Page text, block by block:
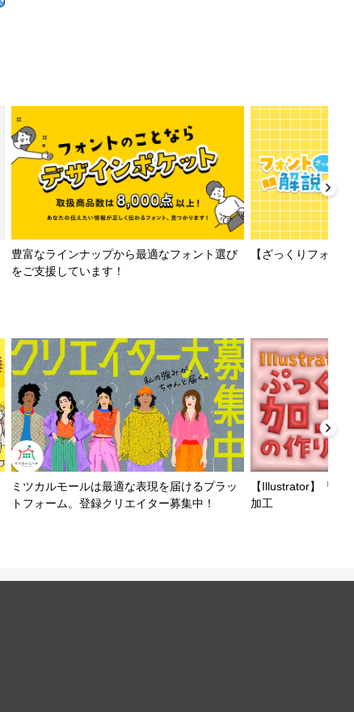
豊富なラインナップから最適なフォント選び
をご支援しています！
【ざっくりフォン
ミツカルモールは最適な表現を届けるプラッ
トフォーム。登録クリエイター募集中！
【Illustrator】「3D
加工